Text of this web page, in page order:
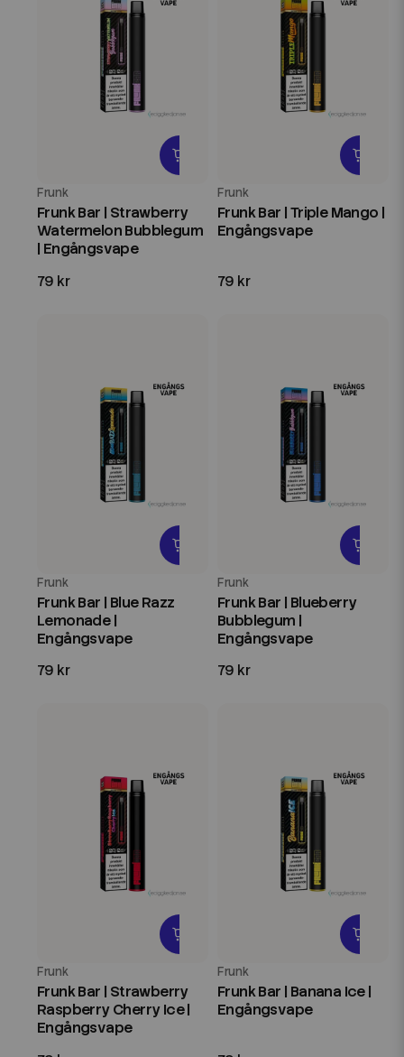
Frunk
Frunk Bar | Strawberry
Watermelon Bubblegum
| Engångsvape
79 kr
Frunk
Frunk Bar | Triple Mango |
Engångsvape
79 kr
Frunk
Frunk Bar | Blue Razz
Lemonade |
Engångsvape
79 kr
Frunk
Frunk Bar | Blueberry
Bubblegum |
Engångsvape
79 kr
Frunk
Frunk Bar | Strawberry
Raspberry Cherry Ice |
Engångsvape
Frunk
Frunk Bar | Banana Ice |
Engångsvape